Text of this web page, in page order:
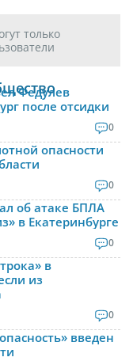
только
Федулев
после отсидки
0
опасности
0
об атаке БПЛА
в Екатеринбурге
0
в
из
0
введен